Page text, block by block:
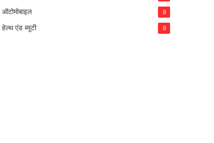
ऑटोमोबाइल 9
हेल्थ एंड ब्यूटी 9